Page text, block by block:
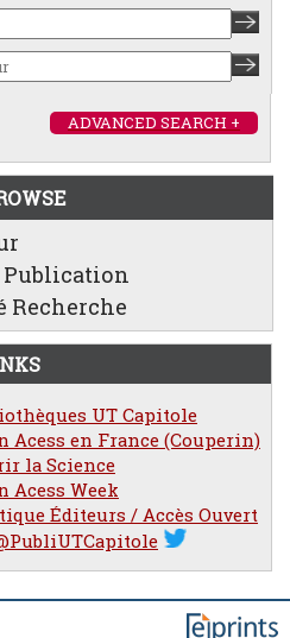
ADVANCED SEARCH +
Publication
Recherche
UT Capitole
Acess en France (Couperin)
la Science
Acess Week
Éditeurs / Accès Ouvert